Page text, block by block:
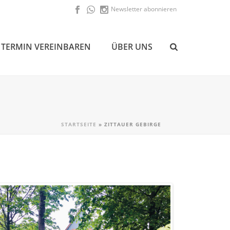
Newsletter abonnieren
TERMIN VEREINBAREN ÜBER UNS
STARTSEITE » ZITTAUER GEBIRGE